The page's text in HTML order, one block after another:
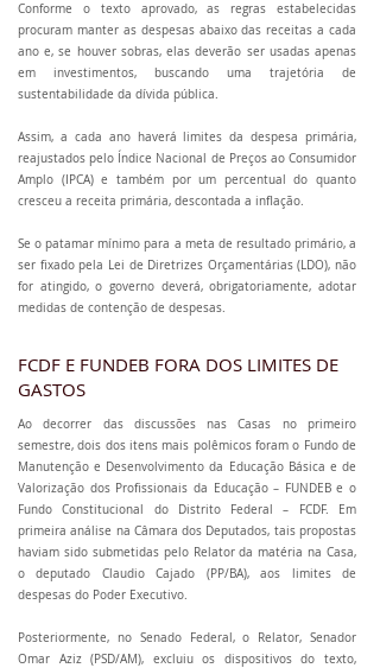
Conforme o texto aprovado, as regras estabelecidas
procuram manter as despesas abaixo das receitas a cada
ano e, se houver sobras, elas deverão ser usadas apenas
em investimentos, buscando uma trajetória de
sustentabilidade da dívida pública.
Assim, a cada ano haverá limites da despesa primária,
reajustados pelo Índice Nacional de Preços ao Consumidor
Amplo (IPCA) e também por um percentual do quanto
cresceu a receita primária, descontada a inflação.
Se o patamar mínimo para a meta de resultado primário, a
ser fixado pela Lei de Diretrizes Orçamentárias (LDO), não
for atingido, o governo deverá, obrigatoriamente, adotar
medidas de contenção de despesas.
FCDF E FUNDEB FORA DOS LIMITES DE
GASTOS
Ao decorrer das discussões nas Casas no primeiro
semestre, dois dos itens mais polêmicos foram o Fundo de
Manutenção e Desenvolvimento da Educação Básica e de
Valorização dos Profissionais da Educação – FUNDEB e o
Fundo Constitucional do Distrito Federal – FCDF. Em
primeira análise na Câmara dos Deputados, tais propostas
haviam sido submetidas pelo Relator da matéria na Casa,
o deputado Claudio Cajado (PP/BA), aos limites de
despesas do Poder Executivo.
Posteriormente, no Senado Federal, o Relator, Senador
Omar Aziz (PSD/AM), excluiu os dispositivos do texto,